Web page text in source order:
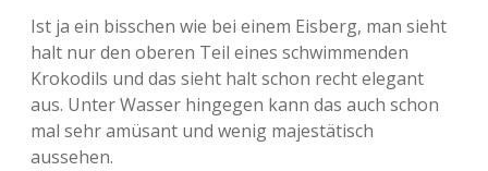
Ist ja ein bisschen wie bei einem Eisberg, man sieht
halt nur den oberen Teil eines schwimmenden
Krokodils und das sieht halt schon recht elegant
aus. Unter Wasser hingegen kann das auch schon
mal sehr amüsant und wenig majestätisch
aussehen.